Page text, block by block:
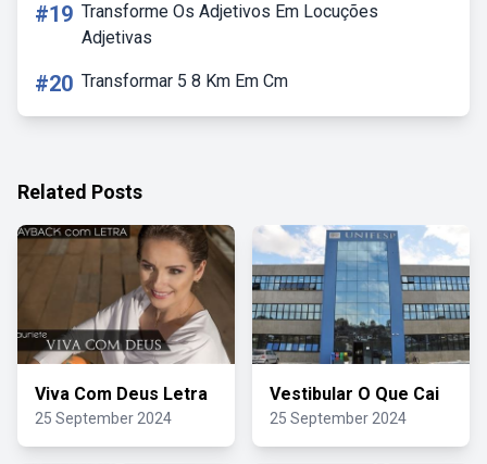
#19 Transforme Os Adjetivos Em Locuções
Adjetivas
#20 Transformar 5 8 Km Em Cm
Related Posts
Viva Com Deus Letra
25 September 2024
Vestibular O Que Cai
25 September 2024